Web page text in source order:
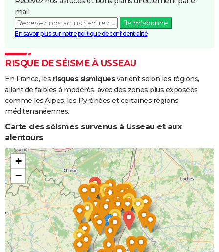
mail.
Je m'abonne
En savoir plus sur notre politique de confidentialité
RISQUE DE SÉISME À USSEAU
En France, les risques sismiquesvarient selon les régions,
allant de faibles à modérés, avec des zones plus exposées
comme les Alpes, les Pyrénées et certaines régions
méditerranéennes.
Carte des séismes survenus à Usseau et aux
alentours
+
−